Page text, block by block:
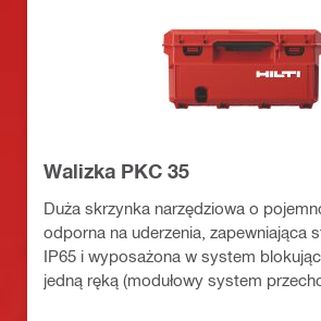
Walizka PKC 35
Duża skrzynka narzędziowa o
odporna na uderzenia, zapewniająca
IP65 i wyposażona w system
jedną ręką (modułowy system